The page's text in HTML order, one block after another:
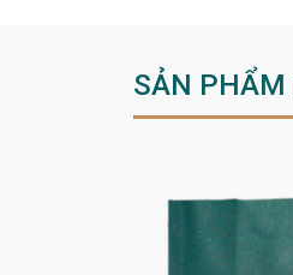
SẢN PHẨM